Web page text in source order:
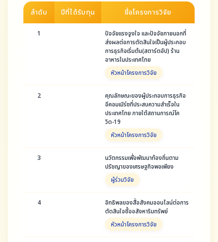
ลำดับ ปีที่ได้รับทุน ชื่อโครงการวิจัย
1
ปัจจัยแรงจูงใจ และปัจจัยภายนอกที่
ส่งผลต่อการตัดสินใจเป็นผู้ประกอบ
การธุรกิจเริ่มต้น(สตาร์ตอัป) ร้าน
อาหารในประเทศไทย
หัวหน้าโครงการวิจัย
2
คุณลักษณะของผู้ประกอบการธุรกิจ
อีคอมเมิร์ซที่ประสบความสำเร็จใน
ประเทศไทย ภายใต้สถานการณ์โค
วิด-19
หัวหน้าโครงการวิจัย
3
นวัตกรรมเพื่อพัฒนาท้องถิ่นตาม
ปรัชญาของเศรษฐกิจพอเพียง
ผู้ร่วมวิจัย
4
อิทธิพลของสื่อสังคมออนไลน์ต่อการ
ตัดสินใจซื้ออสังหาริมทรัพย์
หัวหน้าโครงการวิจัย